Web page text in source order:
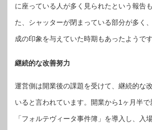
に座っている人が多く見られたという報告
た、シャッターが閉まっている部分が多く
成の印象を与えていた時期もあったようです
継続的な改善努力
運営側は開業後の課題を受けて、継続的な
いると言われています。開業から1ヶ月半
「フォルテヴィータ事件簿」を導入し、入